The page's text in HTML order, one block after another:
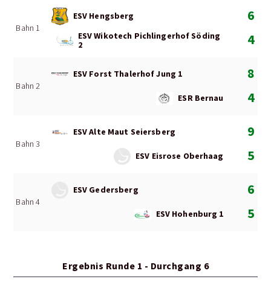
Bahn 1
ESV Hengsberg
6
4
ESV Wikotech Pichlingerhof Söding
2
Bahn 2
ESV Forst Thalerhof Jung 1
8
4
ESR Bernau
Bahn 3
ESV Alte Maut Seiersberg
9
5
ESV Eisrose Oberhaag
Bahn 4
ESV Gedersberg
6
5
ESV Hohenburg 1
Ergebnis Runde 1 - Durchgang 6